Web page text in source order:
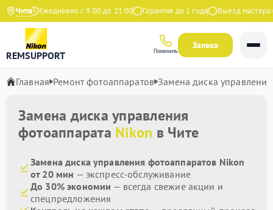
ЧитаЕжедневно с 9:00 до 21:00 Гарантия до 1 года Выезд мастера
REMSUPPORT Позвонить
Заявка
Главная Ремонт фотоаппаратов Замена диска управления
Замена диска управления
фотоаппарата Nikon в Чите
Замена диска управления фотоаппаратов Nikon
от 20 мин — экспресс-обслуживание
До 30% экономии — всегда свежие акции и
спецпредложения